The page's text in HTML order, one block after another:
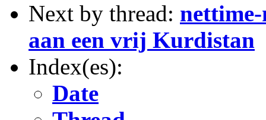
Next by thread:
aan een vrij Kurdistan
Index(es):
Date